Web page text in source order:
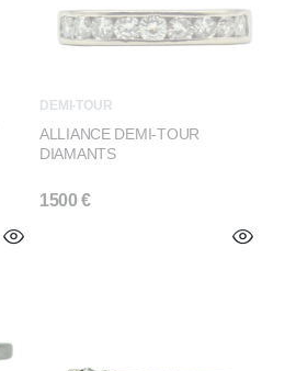
DEMI-TOUR
ALLIANCE DEMI-TOUR
DIAMANTS
1500€